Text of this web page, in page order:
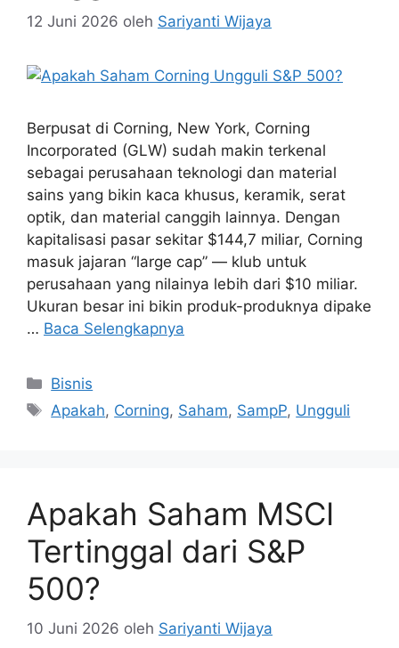
12 Juni 2026 oleh Sariyanti Wijaya
Berpusat di Corning, New York, Corning
Incorporated (GLW) sudah makin terkenal
sebagai perusahaan teknologi dan material
sains yang bikin kaca khusus, keramik, serat
optik, dan material canggih lainnya. Dengan
kapitalisasi pasar sekitar $144,7 miliar, Corning
masuk jajaran “large cap” — klub untuk
perusahaan yang nilainya lebih dari $10 miliar.
Ukuran besar ini bikin produk-produknya dipake
… Baca Selengkapnya
Kategori
Bisnis
Tag
Apakah, Corning, Saham, SampP, Ungguli
Apakah Saham MSCI
Tertinggal dari S&P
500?
10 Juni 2026 oleh Sariyanti Wijaya